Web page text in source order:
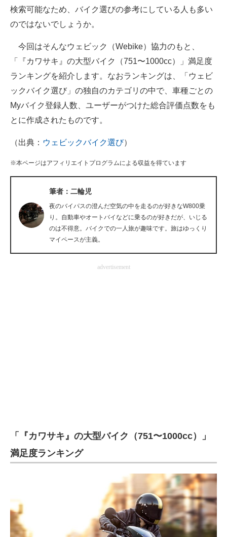
進化するPCとデバイスの未来
好きが集まる 比べて選べる
ビジネスと働き方のヒント
企業ITのトレンドを詳説
企業向けIT製品の総合サイト
製造業のIT導入・活用を支援
モノづくり技術者専門サイト
エレクトロニクス専門サイト
検索可能なため、バイク選びの参考にしている人も多い
のではないでしょうか。
今回はそんなウェビック（Webike）協力のもと、
「『カワサキ』の大型バイク（751〜1000cc）」満足度
ランキングを紹介します。なおランキングは、「ウェビ
ックバイク選び」の独自のカテゴリの中で、車種ごとの
Myバイク登録人数、ユーザーがつけた総合評価点数をも
とに作成されたものです。
（出典： ウェビックバイク選び）
※本ページはアフィリエイトプログラムによる収益を得ています
筆者：二輪児
夜のバイパスの澄んだ空気の中を走るのが好きなW800乗
り。自動車やオートバイなどに乗るのが好きだが、いじる
のは不得意。バイクでの一人旅が趣味です。旅はゆっくり
マイペースが主義。
advertisement
「『カワサキ』の大型バイク（751〜1000cc）」
満足度ランキング